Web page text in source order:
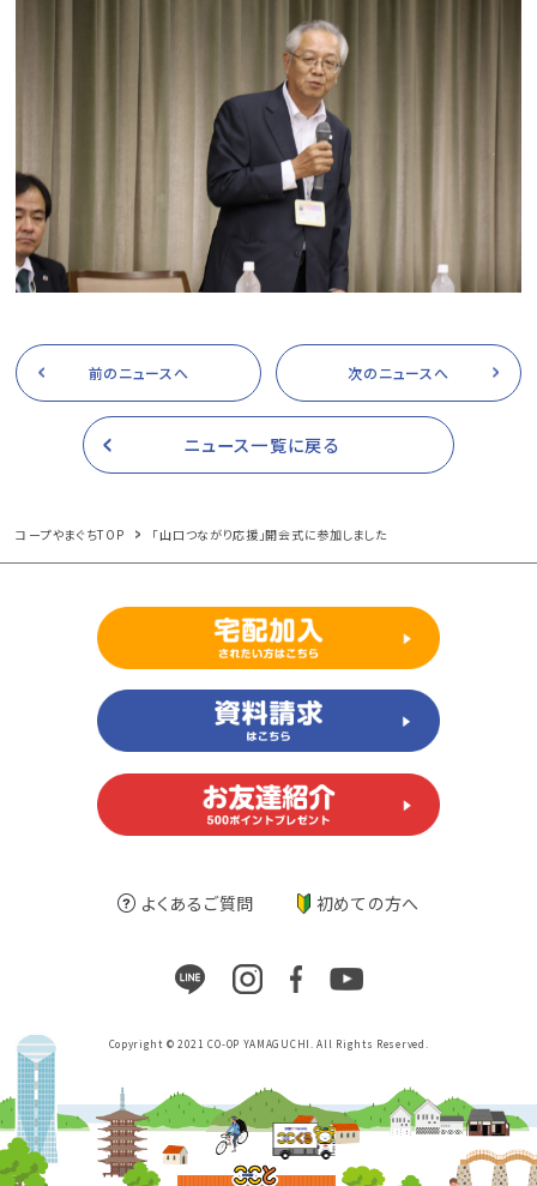
前のニュースへ 次のニュースへ
ニュース一覧に戻る
コープやまぐちTOP 「山口つながり応援」開会式に参加しました
よくあるご質問 初めての方へ
Copyright © 2021 CO-OP YAMAGUCHI. All Rights Reserved.